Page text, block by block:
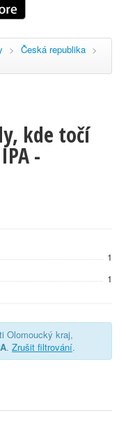
> Česká republika >
kde točí
-
1
1
Olomoucký kraj,
. Zrušit filtrování.